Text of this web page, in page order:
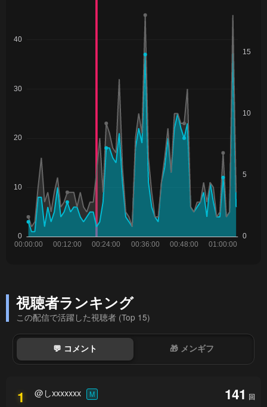
視聴者ランキング
この配信で活躍した視聴者 (Top 15)
💬 コメント 🎁 メンギフ
1 @しxxxxxxx M 141 回